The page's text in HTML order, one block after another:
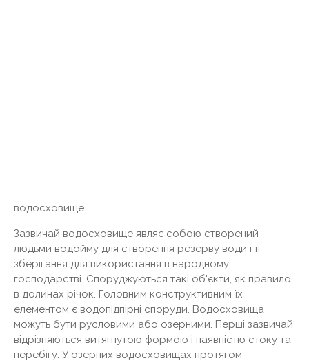
водосховище
Зазвичай водосховище являє собою створений
людьми водойму для створення резерву води і її
зберігання для використання в народному
господарстві. Споруджуються такі об'єкти, як правило,
в долинах річок. Головним конструктивним їх
елементом є водопідпірні споруди. Водосховища
можуть бути русловими або озерними. Перші зазвичай
відрізняються витягнутою формою і наявністю стоку та
перебігу. У озерних водосховищах протягом